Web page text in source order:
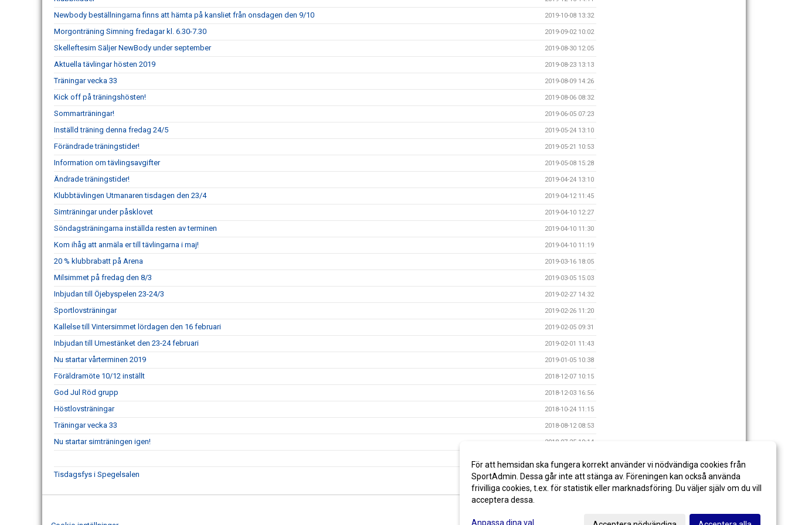
Newbody beställningarna finns att hämta på kansliet från onsdagen den 9/10 2019-10-08 13:32
Morgonträning Simning fredagar kl. 6.30-7.30 2019-09-02 10:02
Skelleftesim Säljer NewBody under september 2019-08-30 12:05
Aktuella tävlingar hösten 2019 2019-08-23 13:13
Träningar vecka 33 2019-08-09 14:26
Kick off på träningshösten! 2019-08-06 08:32
Sommarträningar! 2019-06-05 07:23
Inställd träning denna fredag 24/5 2019-05-24 13:10
Förändrade träningstider! 2019-05-21 10:53
Information om tävlingsavgifter 2019-05-08 15:28
Ändrade träningstider! 2019-04-24 13:10
Klubbtävlingen Utmanaren tisdagen den 23/4 2019-04-12 11:45
Simträningar under påsklovet 2019-04-10 12:27
Söndagsträningarna inställda resten av terminen 2019-04-10 11:30
Kom ihåg att anmäla er till tävlingarna i maj! 2019-04-10 11:19
20 % klubbrabatt på Arena 2019-03-16 18:05
Milsimmet på fredag den 8/3 2019-03-05 15:03
Inbjudan till Öjebyspelen 23-24/3 2019-02-27 14:32
Sportlovsträningar 2019-02-26 11:20
Kallelse till Vintersimmet lördagen den 16 februari 2019-02-05 09:31
Inbjudan till Umestänket den 23-24 februari 2019-02-01 11:43
Nu startar vårterminen 2019 2019-01-05 10:38
Föräldramöte 10/12 inställt 2018-12-07 10:15
God Jul Röd grupp 2018-12-03 16:56
Höstlovsträningar 2018-10-24 11:15
Träningar vecka 33 2018-08-12 08:53
Nu startar simträningen igen! 2018-07-25 19:14
Tisdagsfys i Spegelsalen 2018-01-30 12:04
För att hemsidan ska fungera korrekt använder vi nödvändiga cookies från
SportAdmin. Dessa går inte att stänga av. Föreningen kan också använda
frivilliga cookies, t.ex. för statistik eller marknadsföring. Du väljer själv om du vill
acceptera dessa.
Anpassa dina val